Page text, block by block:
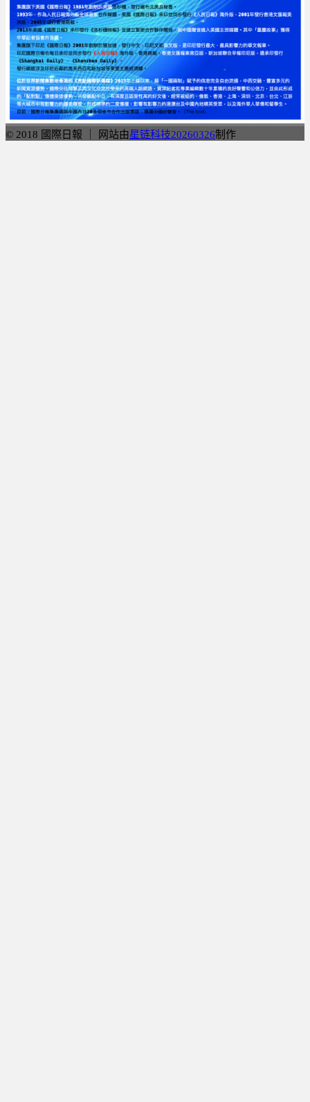
© 2018 國際日報 ｜ 网站由星链科技20260326制作